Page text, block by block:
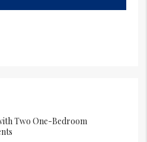
Two One-Bedroom